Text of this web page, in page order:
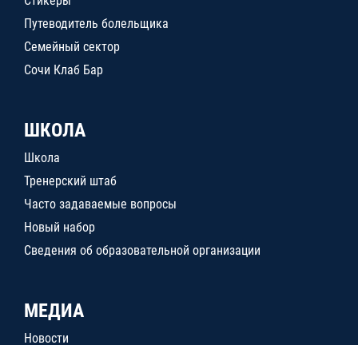
Путеводитель болельщика
Семейный сектор
Сочи Клаб Бар
ШКОЛА
Школа
Тренерский штаб
Часто задаваемые вопросы
Новый набор
Сведения об образовательной организации
МЕДИА
Новости